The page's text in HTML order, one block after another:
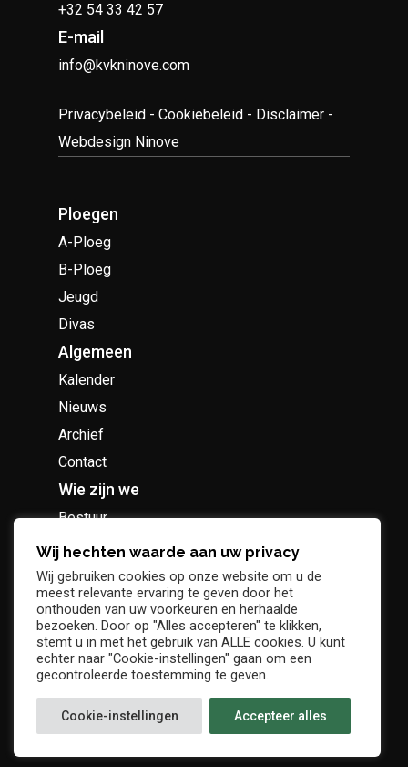
+32 54 33 42 57
E-mail
info@kvkninove.com
Privacybeleid -Cookiebeleid - Disclaimer -
Webdesign Ninove
Ploegen
A-Ploeg
B-Ploeg
Jeugd
Divas
Algemeen
Kalender
Nieuws
Archief
Contact
Wie zijn we
Bestuur
Geschiedenis
Supportersclub
Socio Business Club
Wij hechten waarde aan uw privacy
Wij gebruiken cookies op onze website om u de
meest relevante ervaring te geven door het
onthouden van uw voorkeuren en herhaalde
bezoeken. Door op "Alles accepteren" te klikken,
stemt u in met het gebruik van ALLE cookies. U kunt
echter naar "Cookie-instellingen" gaan om een
gecontroleerde toestemming te geven.
Cookie-instellingen Accepteer alles